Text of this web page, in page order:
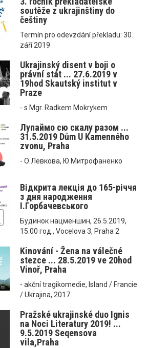
soutěže z ukrajinštiny do
češtiny
Termín pro odevzdání překladu: 30.
září 2019
Ukrajinský disent v boji o
právní stát ... 27.6.2019 v
19hod Skautský institut v
Praze
- s Mgr. Radkem Mokrykem
Лупаймо сю скалу разом ...
31.5.2019 Dům U Kamenného
zvonu, Praha
- О.Левкова, Ю.Митрофаненко
Відкрита лекція до 165-річчя
з дня народження
І.Горбачевського
Будинoк нацменшин, 26.5.2019,
15.00 год., Vocelova 3, Praha 2
Kinování - Žena na válečné
stezce ... 28.5.2019 ve 20hod
Vinoř, Praha
- akční tragikomedie, Island / Francie
/ Ukrajina, 2017
Pražské ukrajinské duo Ignis
na Noci Literatury 2019! ...
9.5.2019 Seqensova
vila,Praha